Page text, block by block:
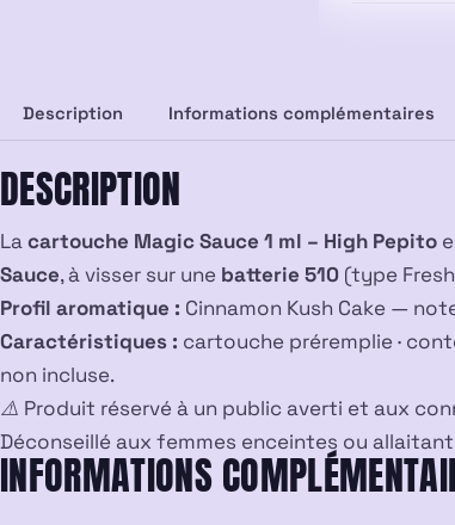
Description Informations complémentaires
DESCRIPTION
Lacartouche Magic Sauce 1 ml – High Pepito
Sauce, à visser sur une batterie 510 (type
Profil aromatique : Cinnamon Kush Cake —
Caractéristiques : cartouche préremplie ·
non incluse.
⚠️ Produit réservé à un public averti et aux
Déconseillé aux femmes enceintes ou
INFORMATIONS